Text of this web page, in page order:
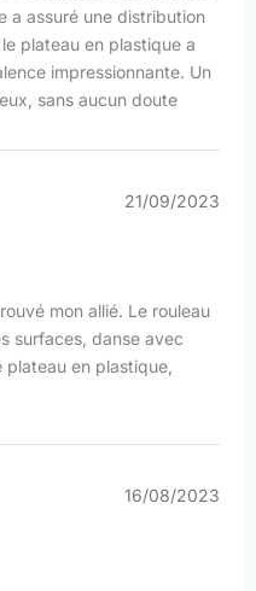
a assuré une distribution
plateau en plastique a
impressionnante. Un
sans aucun doute
21/09/2023
mon allié. Le rouleau
surfaces, danse avec
en plastique,
16/08/2023